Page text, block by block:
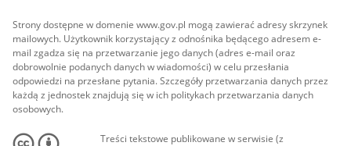
Strony dostępne w domenie www.gov.pl mogą zawierać adresy skrzynek
mailowych. Użytkownik korzystający z odnośnika będącego adresem e-
mail zgadza się na przetwarzanie jego danych (adres e-mail oraz
dobrowolnie podanych danych w wiadomości) w celu przesłania
odpowiedzi na przesłane pytania. Szczegóły przetwarzania danych przez
każdą z jednostek znajdują się w ich politykach przetwarzania danych
osobowych.
Treści tekstowe publikowane w serwisie (z